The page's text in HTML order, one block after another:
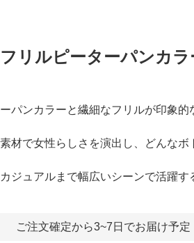
リルピーターパンカラ
ーパンカラーと繊細なフリルが印象的
材で女性らしさを演出し、どんなボ
ジュアルまで幅広いシーンで活躍す
ご注文確定から3~7日でお届け予定